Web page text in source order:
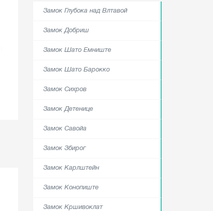
Замок Глубока над Влтавой
Замок Добриш
Замок Шато Емниште
Замок Шато Барокко
Замок Сихров
Замок Детенице
Замок Савойа
Замок Збирог
Замок Карлштейн
Замок Конопиште
Замок Кршивоклат